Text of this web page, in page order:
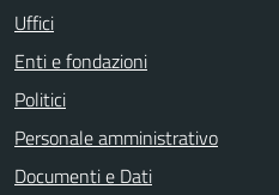
Uffici
Enti e fondazioni
Politici
Personale amministrativo
Documenti e Dati